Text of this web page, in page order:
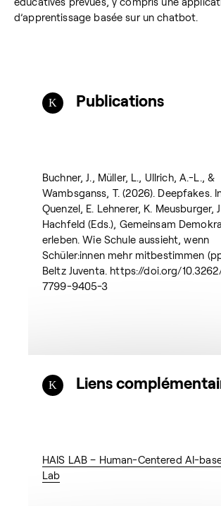
d’apprentissage basée sur un chatbot.
Publications
Buchner, J., Müller, L., Ullrich, A.-L., &
Wambsganss, T. (2026). Deepfakes.
Quenzel, E. Lehnerer, K. Meusburger,
Hachfeld (Eds.), Gemeinsam
erleben. Wie Schule aussieht, wenn
Schüler:innen mehr mitbestimmen
Beltz Juventa. https://doi.org/
7799-9405-3
Liens
HAIS LAB – Human-Centered AI-
Lab